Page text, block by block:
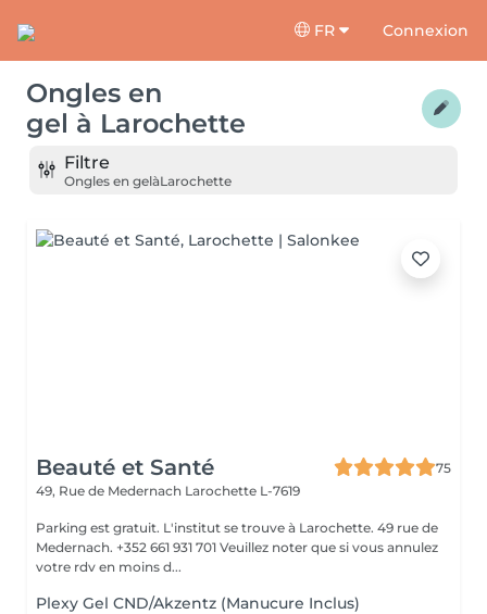
FR Connexion
Ongles en
gel à Larochette
Filtre
Ongles en gelàLarochette
Beauté et Santé
75
49, Rue de Medernach Larochette L-7619
Parking est gratuit. L'institut se trouve à Larochette. 49 rue de
Medernach. +352 661 931 701 Veuillez noter que si vous annulez
votre rdv en moins d...
Plexy Gel CND/Akzentz (Manucure Inclus)